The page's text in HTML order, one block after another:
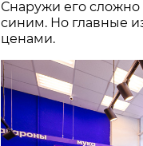
Снаружи его сложно
синим. Но главные
ценами.